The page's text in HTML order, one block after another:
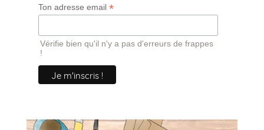
Ton adresse email *
Vérifie bien qu'il n'y a pas d'erreurs de frappes
!